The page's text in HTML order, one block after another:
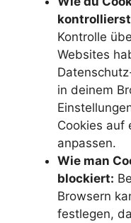
Kontrolle
Websites
in deinem
Cookies auf
anpassen.
Wie man
blockiert:
Browsern
festlegen,